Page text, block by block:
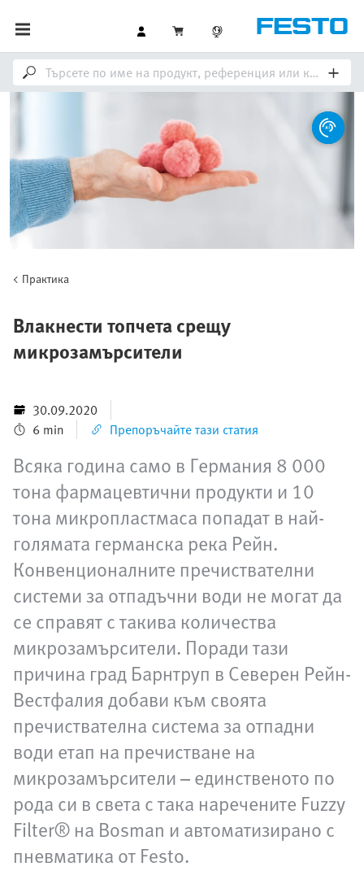
Практика
Влакнести топчета срещу
микрозамърсители
30.09.2020
6 min
Препоръчайте тази статия
Всяка година само в Германия 8 000
тона фармацевтични продукти и 10
тона микропластмаса попадат в най-
голямата германска река Рейн.
Конвенционалните пречиствателни
системи за отпадъчни води не могат да
се справят с такива количества
микрозамърсители. Поради тази
причина град Барнтруп в Северен Рейн-
Вестфалия добави към своята
пречиствателна система за отпадни
води етап на пречистване на
микрозамърсители – единственото по
рода си в света с така наречените Fuzzy
Filter® на Bosman и автоматизирано с
пневматика от Festo.